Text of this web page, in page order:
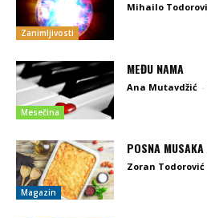
Zanimljivosti
Mihailo
Mesečina
MEĐU NAMA
Ana Mutavdžić -
Magazin
POSNA
Zoran Todorović